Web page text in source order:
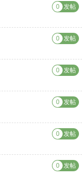
发帖
0
发帖
0
发帖
0
发帖
0
发帖
0
发帖
0